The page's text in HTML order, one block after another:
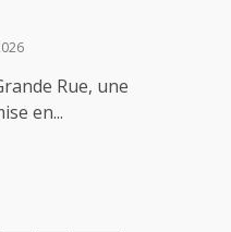
Rue, une
en...